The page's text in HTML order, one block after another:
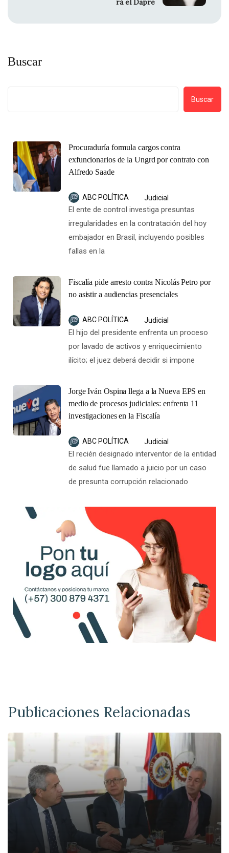
rá el Dapre
Buscar
Buscar
Procuraduría formula cargos contra
exfuncionarios de la Ungrd por contrato con
Alfredo Saade
ABC POLÍTICA Judicial
El ente de control investiga presuntas
irregularidades en la contratación del hoy
embajador en Brasil, incluyendo posibles
fallas en la
Fiscalía pide arresto contra Nicolás Petro por
no asistir a audiencias presenciales
ABC POLÍTICA Judicial
El hijo del presidente enfrenta un proceso
por lavado de activos y enriquecimiento
ilícito; el juez deberá decidir si impone
Jorge Iván Ospina llega a la Nueva EPS en
medio de procesos judiciales: enfrenta 11
investigaciones en la Fiscalía
ABC POLÍTICA Judicial
El recién designado interventor de la entidad
de salud fue llamado a juicio por un caso
de presunta corrupción relacionado
Publicaciones Relacionadas